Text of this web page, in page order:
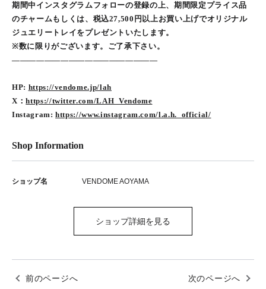
期間中インスタグラムフォローの登録の上、期間限定プライス品
のチャームもしくは、税込27,500円以上お買い上げでオリジナル
ジュエリートレイをプレゼントいたします。
※数に限りがございます。ご了承下さい。
――――――――――――――――――
HP: https://vendome.jp/lah
X：https://twitter.com/LAH_Vendome
Instagram:https://www.instagram.com/l.a.h._official/
Shop Information
ショップ名 VENDOME AOYAMA
ショップ詳細を見る
前のページへ 次のページへ